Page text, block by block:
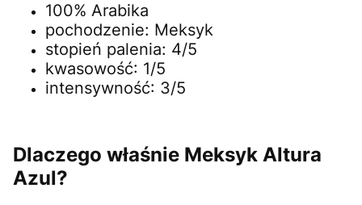
100% Arabika
pochodzenie: Meksyk
stopień palenia: 4/5
kwasowość: 1/5
intensywność: 3/5
Dlaczego właśnie Meksyk Altura
Azul?